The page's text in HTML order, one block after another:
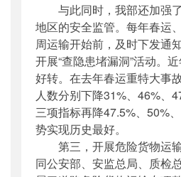
与此同时，我部还加强
地区的安全监管。每年春运
周运输开始前，及时下发通
开展“查隐患堵漏洞”活动。
好转。在去年春运重特大事
人数分别下降31%、46%、
三项指标再降47.5%、50%
势实现历史最好。
第三，开展危险货物运
同公安部、安监总局、质检